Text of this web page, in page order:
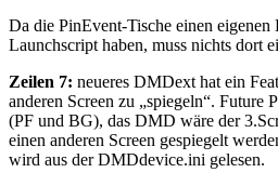
Da die PinEvent-Tische einen eigenen
Launchscript haben, muss nichts dort
Zeilen 7: neueres DMDext hat ein
anderen Screen zu „spiegeln“. Future
(PF und BG), das DMD wäre der
einen anderen Screen gespiegelt
wird aus der DMDdevice.ini gelesen.